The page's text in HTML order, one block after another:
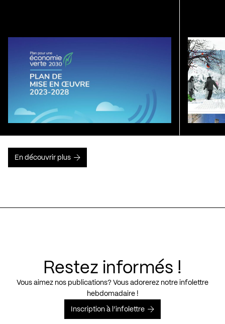
En découvrir plus
Restez informés !
Vous aimez nos publications? Vous adorerez notre infolettre
hebdomadaire !
Inscription à l’infolettre